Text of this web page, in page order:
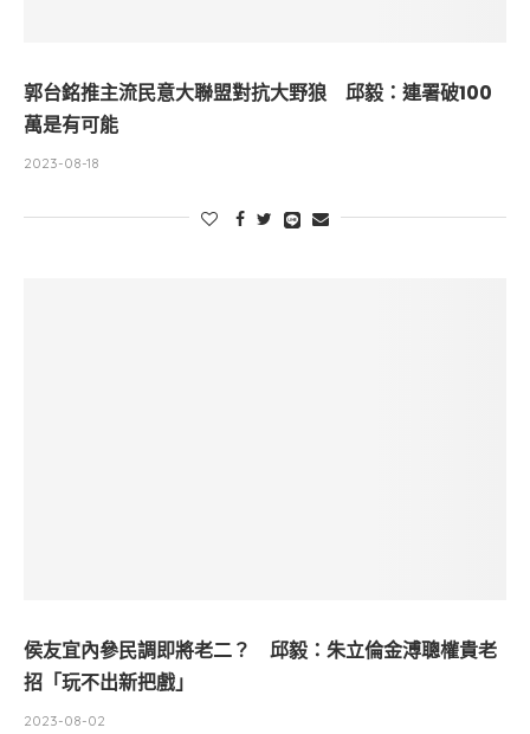
郭台銘推主流民意大聯盟對抗大野狼 邱毅：連署破100
萬是有可能
2023-08-18
侯友宜內參民調即將老二？ 邱毅：朱立倫金溥聰權貴老
招「玩不出新把戲」
2023-08-02